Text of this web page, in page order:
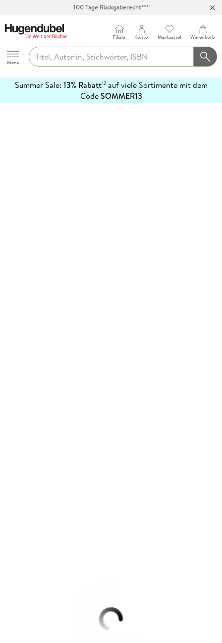
100 Tage Rückgaberecht***
Hugendubel
Menu
Filiale Konto Merkzettel Warenkorb
Summer Sale: 13% Rabatt12auf viele Sortimente mit dem
CodeSOMMER13
erfahren